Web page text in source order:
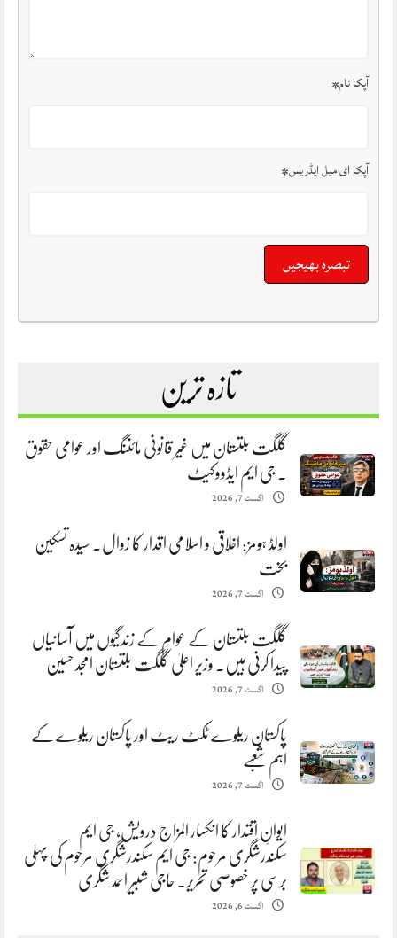
آپکا نام*
آپکا ای میل ایڈریس*
تازہ ترین
گلگت بلتستان میں غیر قانونی مائننگ اور عوامی حقوق
. جی ایم ایڈووکیٹ
اگست 7, 2026
اولڈ ہومز: اخلاقی و اسلامی اقدار کا زوال. سیدہ تسکین
بخت
اگست 7, 2026
گلگت بلتستان کے عوام کے زندگیوں میں آسانیاں
پیدا کرنی ہیں. وزیر اعلیٰ گلگت بلتستان امجد حسین
اگست 7, 2026
پاکستان ریلوے ٹکٹ ریٹ اور پاکستان ریلوے کے
اہم شعبے
اگست 7, 2026
ایوانِ اقتدار کا انکسار المزاج درویش، جی ایم
سکندرشگری مرحوم: جی ایم سکندرشگری مرحوم کی پہلی
برسی پر خصوصی تحریر. حاجی شبیر احمد شگری
اگست 6, 2026